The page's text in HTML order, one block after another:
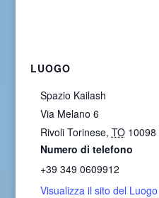
LUOGO
Spazio Kailash
Via Melano 6
Rivoli Torinese, TO 10098
Numero di telefono
+39 349 0609912
Visualizza il sito del Luogo